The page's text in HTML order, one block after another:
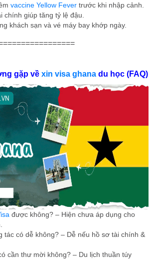
vaccine Yellow Fever trước khi nhập cảnh.
chính giúp tăng tỷ lệ đậu.
khách sạn và vé máy bay khớp ngày.
gặp về xin visa ghana du học (FAQ)
được không? – Hiện chưa áp dụng cho
tác có dễ không? – Dễ nếu hồ sơ tài chính &
cần thư mời không? – Du lịch thuần túy